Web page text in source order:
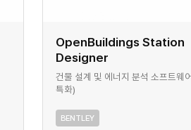
OpenBuildings Station
Designer
건물 설계 및 에너지 분석 소프트웨
특화)
BENTLEY